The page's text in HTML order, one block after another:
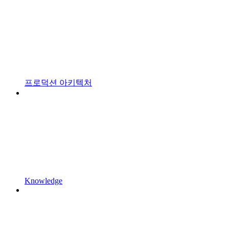
프로덕션 아키텍처
Knowledge